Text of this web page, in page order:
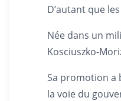
D’autant que
Née dans un
Kosciuszko-
Sa promotion a
la voie du